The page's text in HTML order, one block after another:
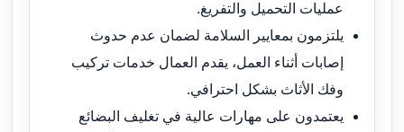
عمليات التحميل والتفريغ.
يلتزمون بمعايير السلامة لضمان عدم حدوث
إصابات أثناء العمل، يقدم العمال خدمات تركيب
وفك الأثاث بشكل احترافي.
يعتمدون على مهارات عالية في تغليف البضائع